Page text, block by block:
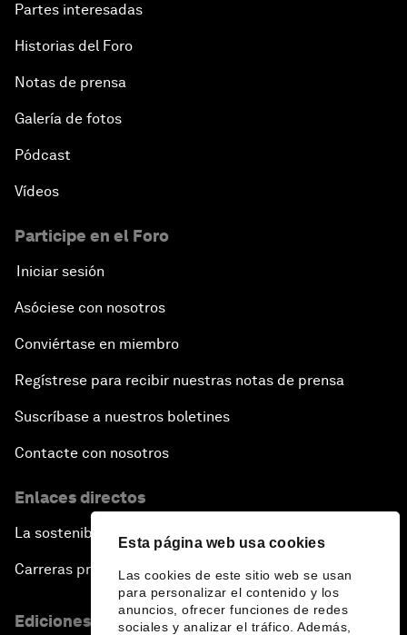
Esta página web usa cookies
Las cookies de este sitio web se usan
para personalizar el contenido y los
anuncios, ofrecer funciones de redes
sociales y analizar el tráfico. Además,
Partes interesadas
Historias del Foro
Notas de prensa
Galería de fotos
Pódcast
Vídeos
Participe en el Foro
Iniciar sesión
Asóciese con nosotros
Conviértase en miembro
Regístrese para recibir nuestras notas de prensa
Suscríbase a nuestros boletines
Contacte con nosotros
Enlaces directos
La sostenibilidad en el Foro
Carreras profesionales
Ediciones en otros idiomas